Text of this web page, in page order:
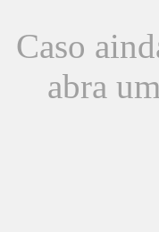
Caso
abra